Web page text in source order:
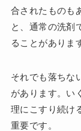
合されたものも
と、通常の洗剤
ることがありま
それでも落ちな
があります。い
理にこすり続け
重要です。